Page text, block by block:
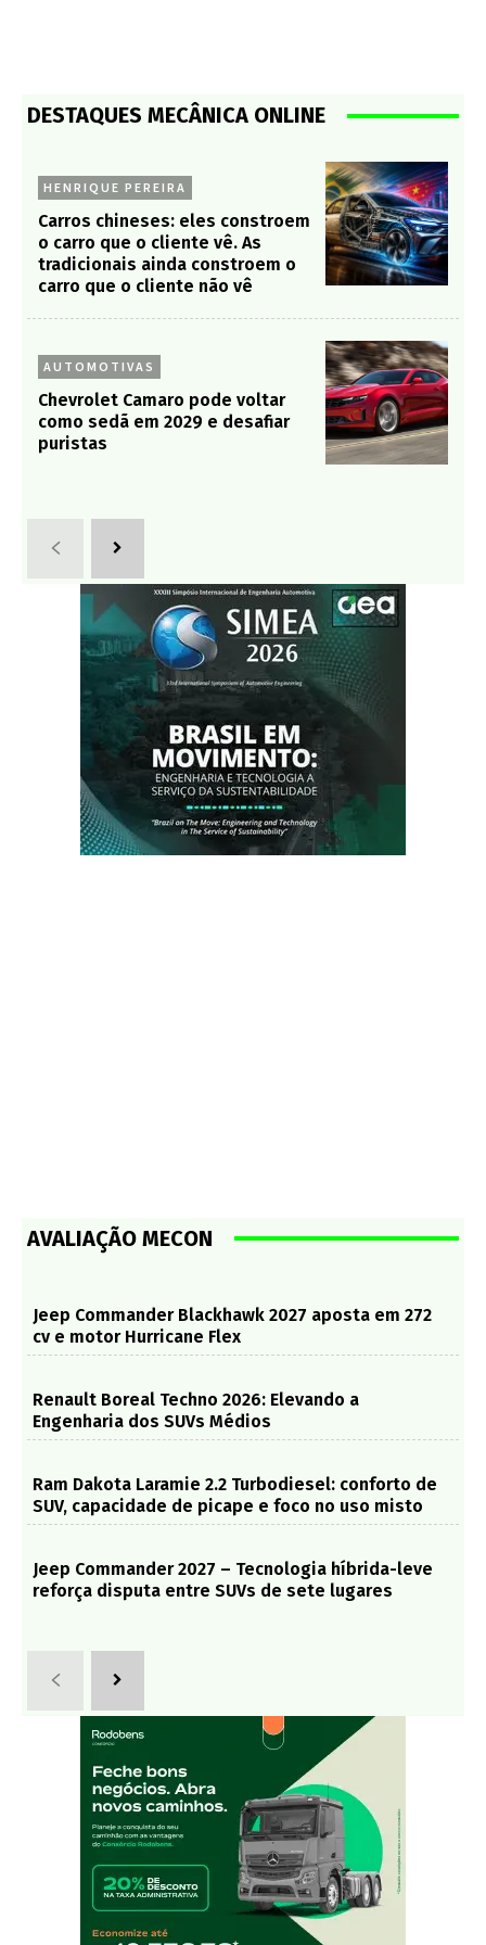
DESTAQUES MECÂNICA ONLINE
HENRIQUE PEREIRA
Carros chineses: eles constroem
o carro que o cliente vê. As
tradicionais ainda constroem o
carro que o cliente não vê
AUTOMOTIVAS
Chevrolet Camaro pode voltar
como sedã em 2029 e desafiar
puristas
AVALIAÇÃO MECON
Jeep Commander Blackhawk 2027 aposta em 272
cv e motor Hurricane Flex
Renault Boreal Techno 2026: Elevando a
Engenharia dos SUVs Médios
Ram Dakota Laramie 2.2 Turbodiesel: conforto de
SUV, capacidade de picape e foco no uso misto
Jeep Commander 2027 – Tecnologia híbrida-leve
reforça disputa entre SUVs de sete lugares